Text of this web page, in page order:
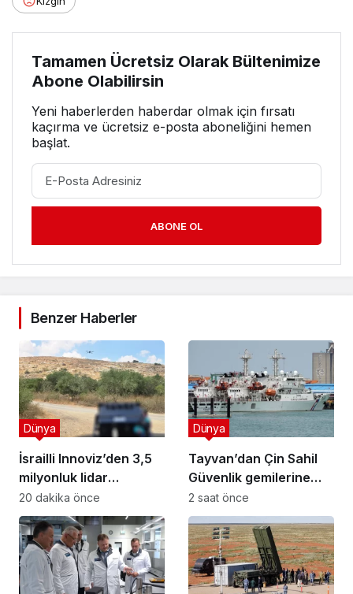
Tamamen Ücretsiz Olarak Bültenimize
Abone Olabilirsin
Yeni haberlerden haberdar olmak için fırsatı
kaçırma ve ücretsiz e-posta aboneliğini hemen
başlat.
ABONE OL
Benzer Haberler
İsrailli Innoviz’den 3,5
milyonluk lidar
anlaşması
Dünya
20 dakika önce
Tayvan’dan Çin Sahil
Güvenlik gemilerine
takip: Batı Pasifik’te
sular ısiniyor!
Dünya
2 saat önce